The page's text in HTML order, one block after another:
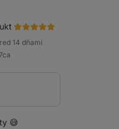
14 dňami
😅